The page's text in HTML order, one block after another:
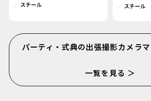
スチール
スチール
パーティ・式典の出張撮影カメラ
一覧を見る ＞